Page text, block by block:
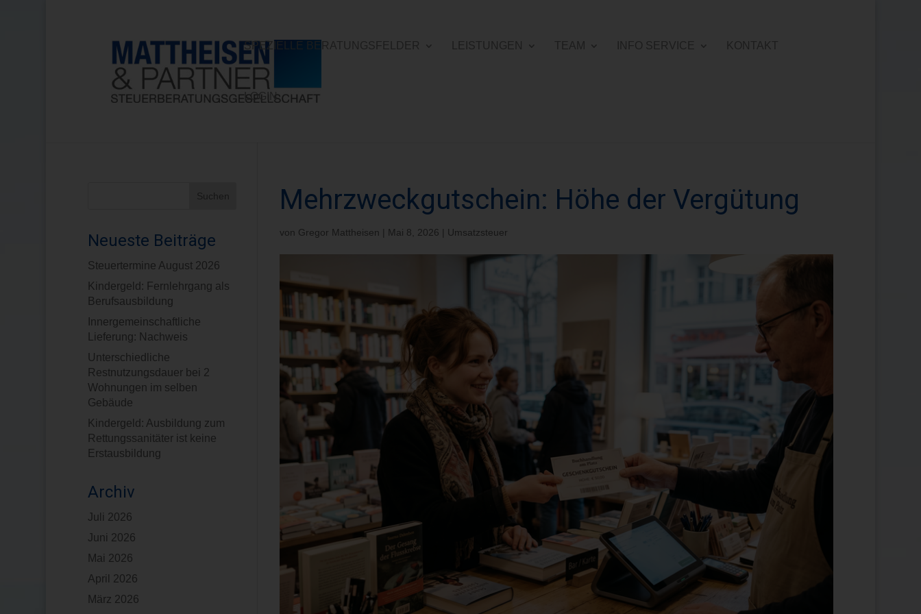
SPEZIELLE BERATUNGSFELDER LEISTUNGEN TEAM INFO SERVICE KONTAKT
LOGIN
Mehrzweckgutschein: Höhe der Vergütung
von Gregor Mattheisen Mai 8, 2026 Umsatzsteuer
Neueste Beiträge
Steuertermine August 2026
Kindergeld: Fernlehrgang als
Berufsausbildung
Innergemeinschaftliche
Lieferung: Nachweis
Unterschiedliche
Restnutzungsdauer bei 2
Wohnungen im selben
Gebäude
Kindergeld: Ausbildung zum
Rettungssanitäter ist keine
Erstausbildung
Archiv
Juli 2026
Juni 2026
Mai 2026
April 2026
März 2026